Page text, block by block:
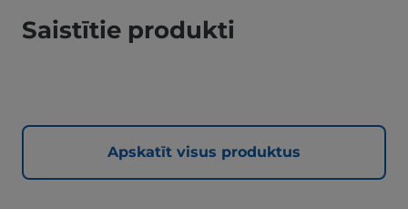
Saistītie produkti
Apskatīt visus produktus